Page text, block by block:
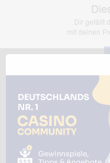
Dir gefällt
mit deinen